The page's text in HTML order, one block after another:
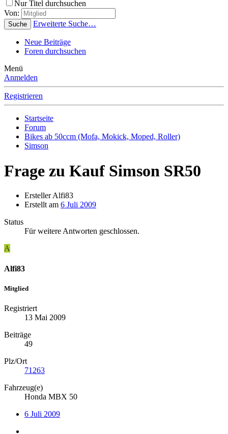
Nur Titel durchsuchen
Von:
Suche Erweiterte Suche…
Neue Beiträge
Foren durchsuchen
Menü
Anmelden
Registrieren
Startseite
Forum
Bikes ab 50ccm (Mofa, Mokick, Moped, Roller)
Simson
Frage zu Kauf Simson SR50
ErstellerAlfi83
Erstellt am 6 Juli 2009
Status
Für weitere Antworten geschlossen.
A
Alfi83
Mitglied
Registriert
13 Mai 2009
Beiträge
49
Plz/Ort
71263
Fahrzeug(e)
Honda MBX 50
6 Juli 2009